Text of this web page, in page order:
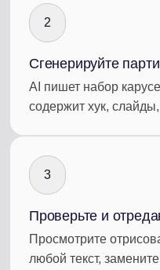
2
Сгенерируйте
AI пишет набор
содержит хук,
3
Проверьте и
Просмотрите
любой текст,